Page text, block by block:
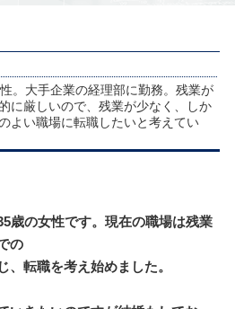
。大手企業の経理部に勤務。残業が
に厳しいので、残業が少なく、しか
よい職場に転職したいと考えてい
歳の女性です。現在の職場は残業
の
、転職を考え始めました。